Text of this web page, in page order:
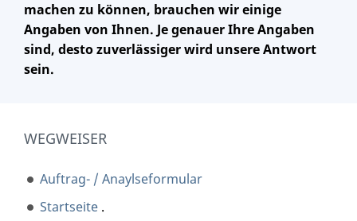
machen zu können, brauchen wir einige
Angaben von Ihnen. Je genauer Ihre Angaben
sind, desto zuverlässiger wird unsere Antwort
sein.
WEGWEISER
Auftrag- / Anaylseformular
Startseite .